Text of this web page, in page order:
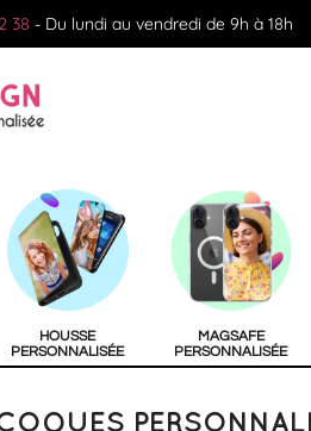
38 - Du lundi au vendredi de 9h à 18h
HOUSSE
PERSONNALISÉE
MAGSAFE
PERSONNALISÉE